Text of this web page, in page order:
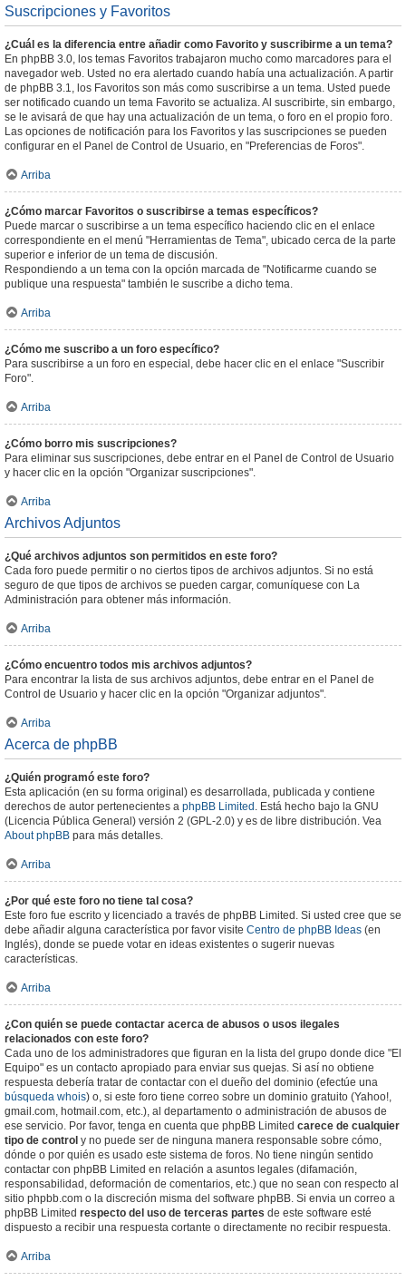
Suscripciones y Favoritos
¿Cuál es la diferencia entre añadir como Favorito y suscribirme a un tema?
En phpBB 3.0, los temas Favoritos trabajaron mucho como marcadores para el
navegador web. Usted no era alertado cuando había una actualización. A partir
de phpBB 3.1, los Favoritos son más como suscribirse a un tema. Usted puede
ser notificado cuando un tema Favorito se actualiza. Al suscribirte, sin embargo,
se le avisará de que hay una actualización de un tema, o foro en el propio foro.
Las opciones de notificación para los Favoritos y las suscripciones se pueden
configurar en el Panel de Control de Usuario, en "Preferencias de Foros".
Arriba
¿Cómo marcar Favoritos o suscribirse a temas específicos?
Puede marcar o suscribirse a un tema específico haciendo clic en el enlace
correspondiente en el menú "Herramientas de Tema", ubicado cerca de la parte
superior e inferior de un tema de discusión.
Respondiendo a un tema con la opción marcada de "Notificarme cuando se
publique una respuesta" también le suscribe a dicho tema.
Arriba
¿Cómo me suscribo a un foro específico?
Para suscribirse a un foro en especial, debe hacer clic en el enlace "Suscribir
Foro".
Arriba
¿Cómo borro mis suscripciones?
Para eliminar sus suscripciones, debe entrar en el Panel de Control de Usuario
y hacer clic en la opción "Organizar suscripciones".
Arriba
Archivos Adjuntos
¿Qué archivos adjuntos son permitidos en este foro?
Cada foro puede permitir o no ciertos tipos de archivos adjuntos. Si no está
seguro de que tipos de archivos se pueden cargar, comuníquese con La
Administración para obtener más información.
Arriba
¿Cómo encuentro todos mis archivos adjuntos?
Para encontrar la lista de sus archivos adjuntos, debe entrar en el Panel de
Control de Usuario y hacer clic en la opción "Organizar adjuntos".
Arriba
Acerca de phpBB
¿Quién programó este foro?
Esta aplicación (en su forma original) es desarrollada, publicada y contiene
derechos de autor pertenecientes a phpBB Limited . Está hecho bajo la GNU
(Licencia Pública General) versión 2 (GPL-2.0) y es de libre distribución. Vea
About phpBB para más detalles.
Arriba
¿Por qué este foro no tiene tal cosa?
Este foro fue escrito y licenciado a través de phpBB Limited. Si usted cree que se
debe añadir alguna característica por favor visite Centro de phpBB Ideas (en
Inglés), donde se puede votar en ideas existentes o sugerir nuevas
características.
Arriba
¿Con quién se puede contactar acerca de abusos o usos ilegales
relacionados con este foro?
Cada uno de los administradores que figuran en la lista del grupo donde dice "El
Equipo" es un contacto apropiado para enviar sus quejas. Si así no obtiene
respuesta debería tratar de contactar con el dueño del dominio (efectúe una
búsqueda whois) o, si este foro tiene correo sobre un dominio gratuito (Yahoo!,
gmail.com, hotmail.com, etc.), al departamento o administración de abusos de
ese servicio. Por favor, tenga en cuenta que phpBB Limited carece de cualquier
tipo de control y no puede ser de ninguna manera responsable sobre cómo,
dónde o por quién es usado este sistema de foros. No tiene ningún sentido
contactar con phpBB Limited en relación a asuntos legales (difamación,
responsabilidad, deformación de comentarios, etc.) que no sean con respecto al
sitio phpbb.com o la discreción misma del software phpBB. Si envia un correo a
phpBB Limited respecto del uso de terceras partes de este software esté
dispuesto a recibir una respuesta cortante o directamente no recibir respuesta.
Arriba